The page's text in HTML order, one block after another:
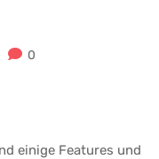
0
einige Features und